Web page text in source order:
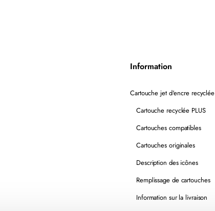
Information
Cartouche jet d'encre recyclée
Cartouche recyclée PLUS
Cartouches compatibles
Cartouches originales
Description des icônes
Remplissage de cartouches
Information sur la livraison